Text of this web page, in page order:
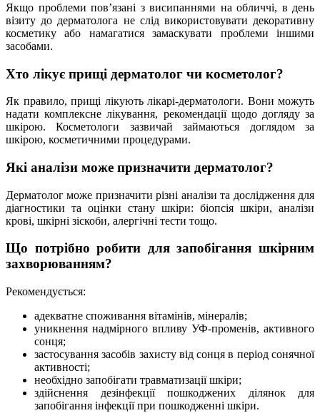
Якщо проблеми пов’язані з висипаннями на обличчі, в день
візиту до дерматолога не слід використовувати декоративну
косметику або намагатися замаскувати проблеми іншими
засобами.
Хто лікує прищі дерматолог чи косметолог?
Як правило, прищі лікують лікарі-дерматологи. Вони можуть
надати комплексне лікування, рекомендації щодо догляду за
шкірою. Косметологи зазвичай займаються доглядом за
шкірою, косметичними процедурами.
Які аналізи може призначити дерматолог?
Дерматолог може призначити різні аналізи та дослідження для
діагностики та оцінки стану шкіри: біопсія шкіри, аналізи
крові, шкірні зіскоби, алергічні тести тощо.
Що потрібно робити для запобігання шкірним
захворюванням?
Рекомендується:
адекватне споживання вітамінів, мінералів;
уникнення надмірного впливу УФ-променів, активного
сонця;
застосування засобів захисту від сонця в період сонячної
активності;
необхідно запобігати травматизації шкіри;
здійснення дезінфекції пошкоджених ділянок для
запобігання інфекції при пошкодженні шкіри.